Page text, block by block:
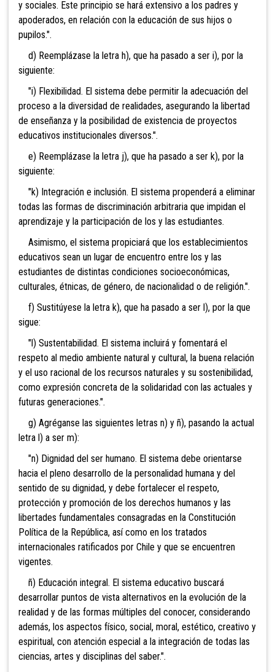
y sociales. Este principio se hará extensivo a los padres y
apoderados, en relación con la educación de sus hijos o
pupilos.".
d) Reemplázase la letra h), que ha pasado a ser i), por la
siguiente:
"i) Flexibilidad. El sistema debe permitir la adecuación del
proceso a la diversidad de realidades, asegurando la libertad
de enseñanza y la posibilidad de existencia de proyectos
educativos institucionales diversos.".
e) Reemplázase la letra j), que ha pasado a ser k), por la
siguiente:
"k) Integración e inclusión. El sistema propenderá a eliminar
todas las formas de discriminación arbitraria que impidan el
aprendizaje y la participación de los y las estudiantes.
Asimismo, el sistema propiciará que los establecimientos
educativos sean un lugar de encuentro entre los y las
estudiantes de distintas condiciones socioeconómicas,
culturales, étnicas, de género, de nacionalidad o de religión.".
f) Sustitúyese la letra k), que ha pasado a ser l), por la que
sigue:
"l) Sustentabilidad. El sistema incluirá y fomentará el
respeto al medio ambiente natural y cultural, la buena relación
y el uso racional de los recursos naturales y su sostenibilidad,
como expresión concreta de la solidaridad con las actuales y
futuras generaciones.".
g) Agréganse las siguientes letras n) y ñ), pasando la actual
letra l) a ser m):
"n) Dignidad del ser humano. El sistema debe orientarse
hacia el pleno desarrollo de la personalidad humana y del
sentido de su dignidad, y debe fortalecer el respeto,
protección y promoción de los derechos humanos y las
libertades fundamentales consagradas en la Constitución
Política de la República, así como en los tratados
internacionales ratificados por Chile y que se encuentren
vigentes.
ñ) Educación integral. El sistema educativo buscará
desarrollar puntos de vista alternativos en la evolución de la
realidad y de las formas múltiples del conocer, considerando
además, los aspectos físico, social, moral, estético, creativo y
espiritual, con atención especial a la integración de todas las
ciencias, artes y disciplinas del saber.".